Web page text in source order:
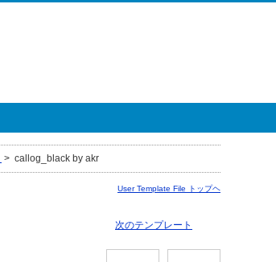
> callog_black by akr
User Template File トップヘ
次のテンプレート